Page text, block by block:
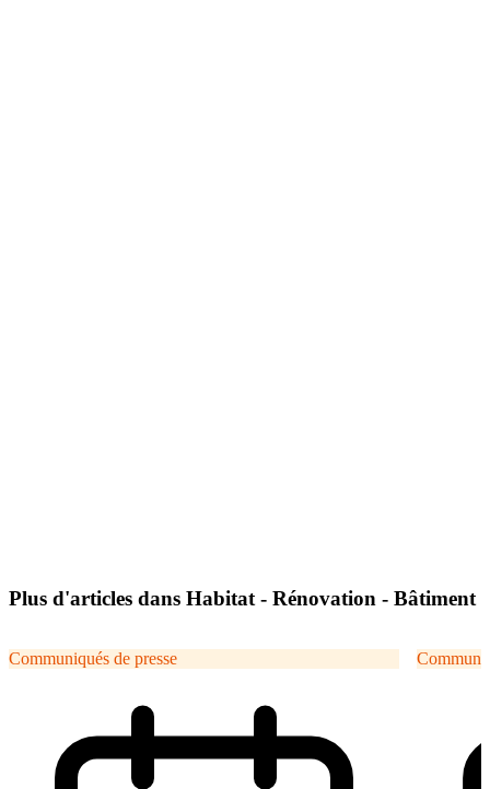
Plus d'articles dans Habitat - Rénovation - Bâtiment
Communiqués de presse